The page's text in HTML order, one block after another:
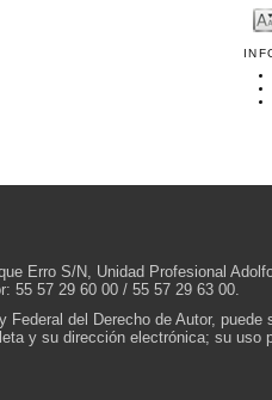
Erro S/N, Unidad Profesional
55 57 29 60 00 / 55 57 29 63 00.
del Derecho de Autor, puede
y su dirección electrónica; su uso